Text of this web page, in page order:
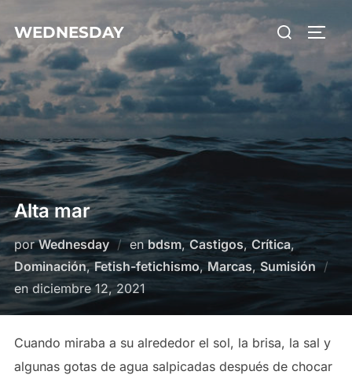
contenido
WEDNESDAY Buscar:
Alta mar
porWednesday enbdsm,Castigos,Crítica,
Dominación,Fetish-fetichismo, Marcas, Sumisión
en Publicado
el
diciembre 12, 2021
Cuando miraba a su alrededor el sol, la brisa, la sal y
algunas gotas de agua salpicadas después de chocar